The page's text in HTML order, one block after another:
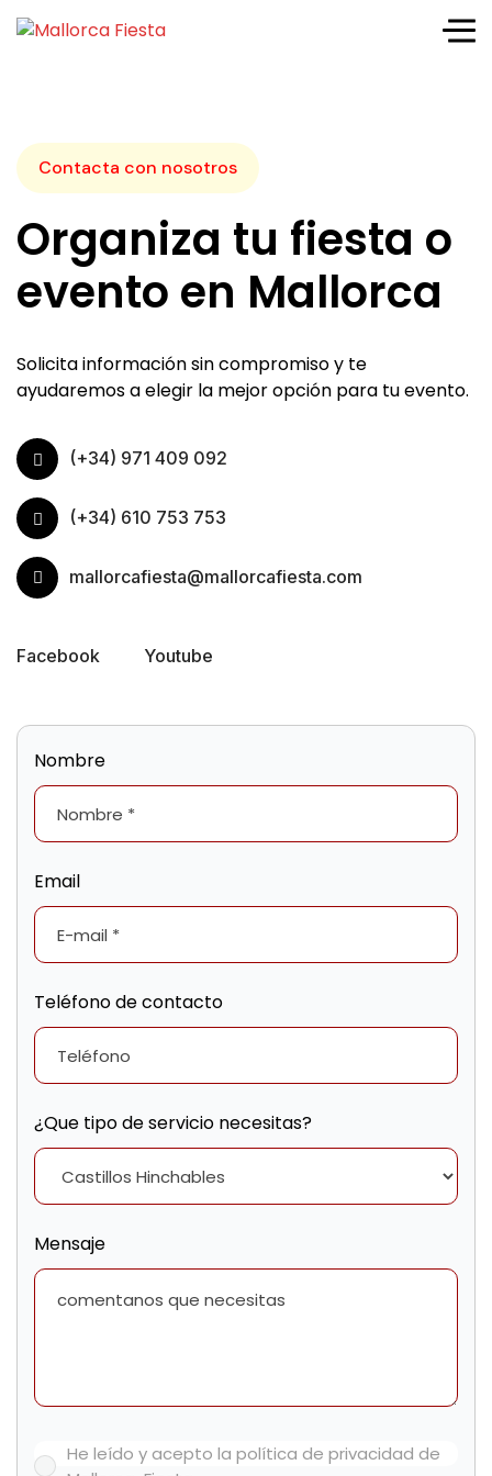
Contacta con nosotros
Organiza tu fiesta o
evento en Mallorca
Solicita información sin compromiso y te
ayudaremos a elegir la mejor opción para tu evento.
(+34) 971 409 092
(+34) 610 753 753
mallorcafiesta@mallorcafiesta.com
Facebook Youtube
Nombre
Email
Teléfono de contacto
¿Que tipo de servicio necesitas?
Mensaje
He leído y acepto la política de privacidad de